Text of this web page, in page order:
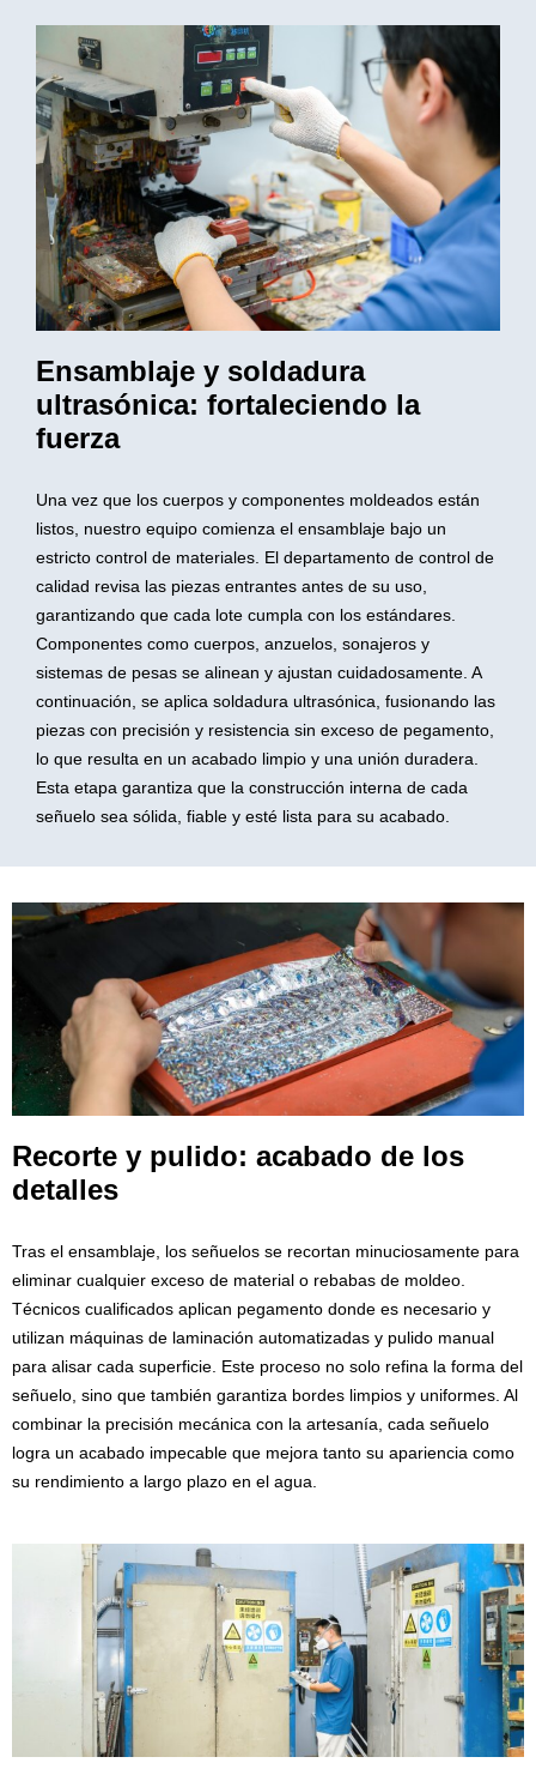
Ensamblaje y soldadura
ultrasónica: fortaleciendo la
fuerza
Una vez que los cuerpos y componentes moldeados están
listos, nuestro equipo comienza el ensamblaje bajo un
estricto control de materiales. El departamento de control de
calidad revisa las piezas entrantes antes de su uso,
garantizando que cada lote cumpla con los estándares.
Componentes como cuerpos, anzuelos, sonajeros y
sistemas de pesas se alinean y ajustan cuidadosamente. A
continuación, se aplica soldadura ultrasónica, fusionando las
piezas con precisión y resistencia sin exceso de pegamento,
lo que resulta en un acabado limpio y una unión duradera.
Esta etapa garantiza que la construcción interna de cada
señuelo sea sólida, fiable y esté lista para su acabado.
Recorte y pulido: acabado de los
detalles
Tras el ensamblaje, los señuelos se recortan minuciosamente para
eliminar cualquier exceso de material o rebabas de moldeo.
Técnicos cualificados aplican pegamento donde es necesario y
utilizan máquinas de laminación automatizadas y pulido manual
para alisar cada superficie. Este proceso no solo refina la forma del
señuelo, sino que también garantiza bordes limpios y uniformes. Al
combinar la precisión mecánica con la artesanía, cada señuelo
logra un acabado impecable que mejora tanto su apariencia como
su rendimiento a largo plazo en el agua.